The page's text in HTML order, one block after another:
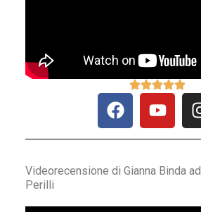
Videorecensione di Gianna Binda
Perilli